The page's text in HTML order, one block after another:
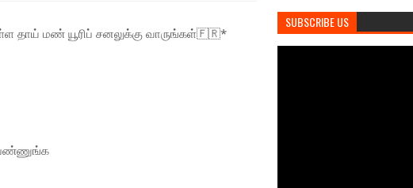
தாய் மண் யூரிப் சனலுக்கு வாருங்கள்🇫🇷*
பண்ணுங்க
SUBSCRIBE US